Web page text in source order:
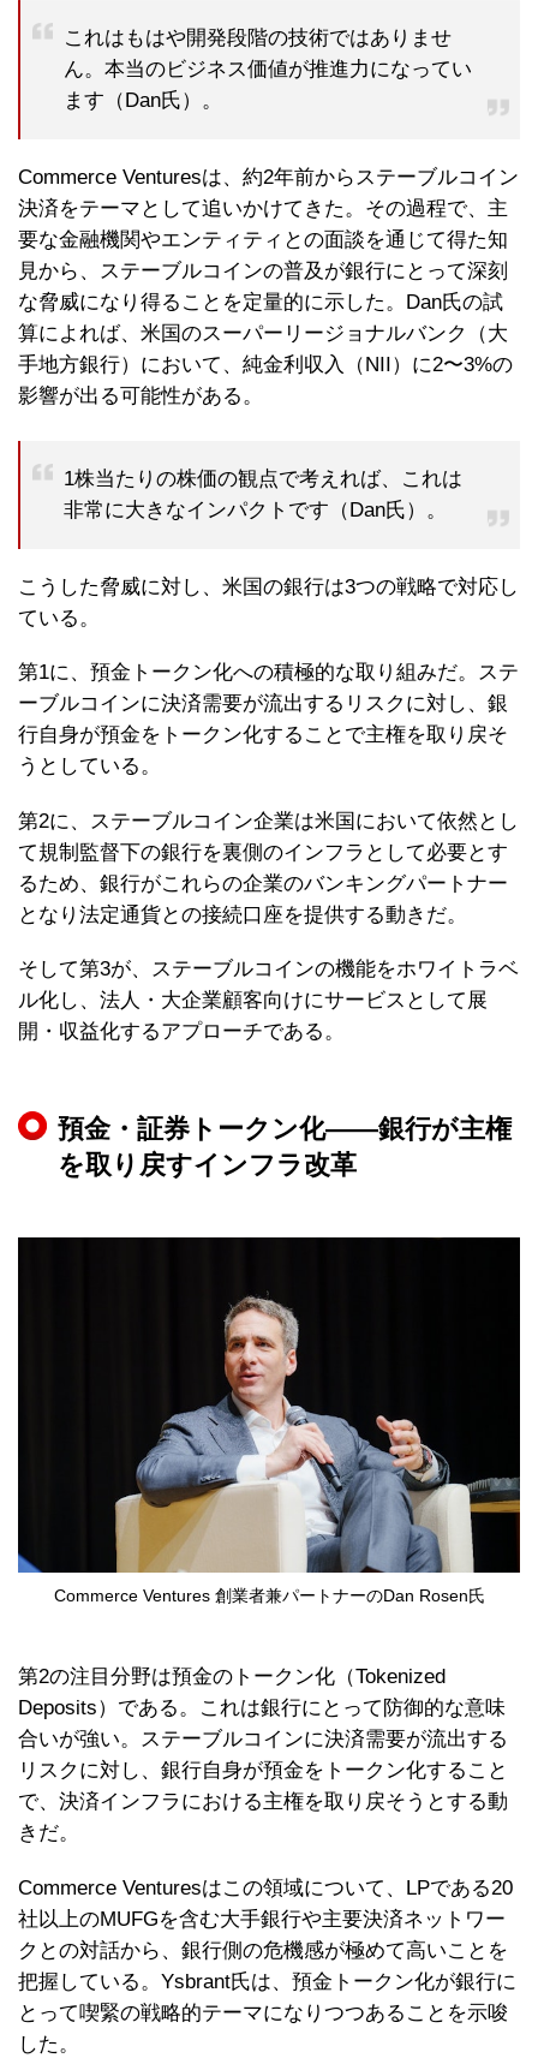
これはもはや開発段階の技術ではありませ
ん。本当のビジネス価値が推進力になってい
ます（Dan氏）。
Commerce Venturesは、約2年前からステーブルコイン
決済をテーマとして追いかけてきた。その過程で、主
要な金融機関やエンティティとの面談を通じて得た知
見から、ステーブルコインの普及が銀行にとって深刻
な脅威になり得ることを定量的に示した。Dan氏の試
算によれば、米国のスーパーリージョナルバンク（大
手地方銀行）において、純金利収入（NII）に2〜3%の
影響が出る可能性がある。
1株当たりの株価の観点で考えれば、これは
非常に大きなインパクトです（Dan氏）。
こうした脅威に対し、米国の銀行は3つの戦略で対応し
ている。
第1に、預金トークン化への積極的な取り組みだ。ステ
ーブルコインに決済需要が流出するリスクに対し、銀
行自身が預金をトークン化することで主権を取り戻そ
うとしている。
第2に、ステーブルコイン企業は米国において依然とし
て規制監督下の銀行を裏側のインフラとして必要とす
るため、銀行がこれらの企業のバンキングパートナー
となり法定通貨との接続口座を提供する動きだ。
そして第3が、ステーブルコインの機能をホワイトラベ
ル化し、法人・大企業顧客向けにサービスとして展
開・収益化するアプローチである。
預金・証券トークン化——銀行が主権
を取り戻すインフラ改革
Commerce Ventures 創業者兼パートナーのDan Rosen氏
第2の注目分野は預金のトークン化（Tokenized
Deposits）である。これは銀行にとって防御的な意味
合いが強い。ステーブルコインに決済需要が流出する
リスクに対し、銀行自身が預金をトークン化すること
で、決済インフラにおける主権を取り戻そうとする動
きだ。
Commerce Venturesはこの領域について、LPである20
社以上のMUFGを含む大手銀行や主要決済ネットワー
クとの対話から、銀行側の危機感が極めて高いことを
把握している。Ysbrant氏は、預金トークン化が銀行に
とって喫緊の戦略的テーマになりつつあることを示唆
した。